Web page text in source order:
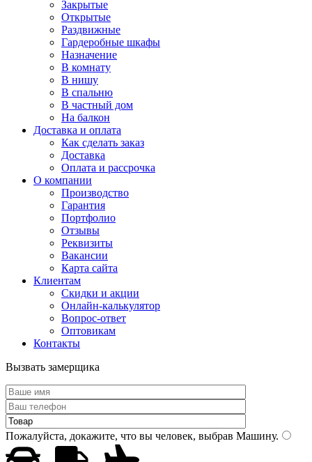
Закрытые
Открытые
Раздвижные
Гардеробные шкафы
Назначение
В комнату
В нишу
В спальню
В частный дом
На балкон
Доставка и оплата
Как сделать заказ
Доставка
Оплата и рассрочка
О компании
Производство
Гарантия
Портфолио
Отзывы
Реквизиты
Вакансии
Карта сайта
Клиентам
Скидки и акции
Онлайн-калькулятор
Вопрос-ответ
Оптовикам
Контакты
Вызвать замерщика
Пожалуйста, докажите, что вы человек, выбрав Машину.